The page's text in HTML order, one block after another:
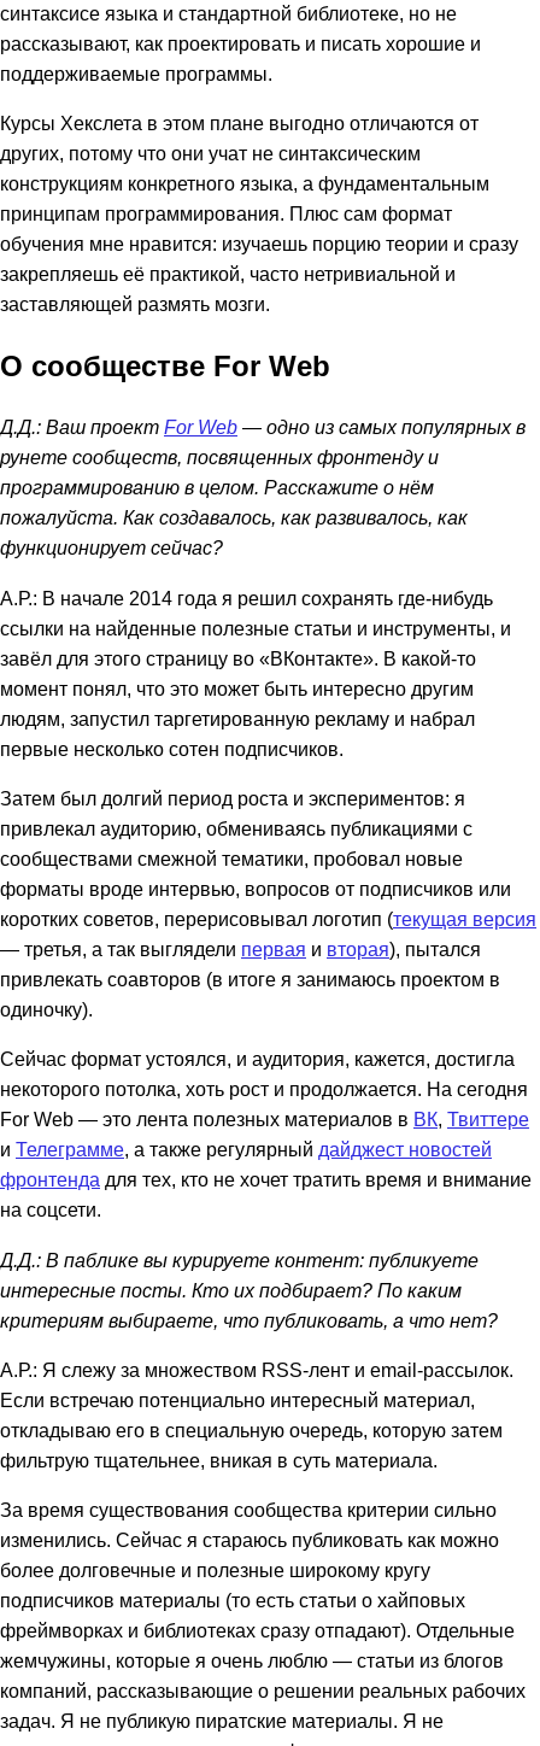
синтаксисе языка и стандартной библиотеке, но не
рассказывают, как проектировать и писать хорошие и
поддерживаемые программы.
Курсы Хекслета в этом плане выгодно отличаются от
других, потому что они учат не синтаксическим
конструкциям конкретного языка, а фундаментальным
принципам программирования. Плюс сам формат
обучения мне нравится: изучаешь порцию теории и сразу
закрепляешь её практикой, часто нетривиальной и
заставляющей размять мозги.
О сообществе For Web
Д.Д.: Ваш проект For Web — одно из самых популярных в
рунете сообществ, посвященных фронтенду и
программированию в целом. Расскажите о нём
пожалуйста. Как создавалось, как развивалось, как
функционирует сейчас?
А.Р.: В начале 2014 года я решил сохранять где-нибудь
ссылки на найденные полезные статьи и инструменты, и
завёл для этого страницу во «ВКонтакте». В какой-то
момент понял, что это может быть интересно другим
людям, запустил таргетированную рекламу и набрал
первые несколько сотен подписчиков.
Затем был долгий период роста и экспериментов: я
привлекал аудиторию, обмениваясь публикациями с
сообществами смежной тематики, пробовал новые
форматы вроде интервью, вопросов от подписчиков или
коротких советов, перерисовывал логотип (текущая версия
— третья, а так выглядели первая и вторая), пытался
привлекать соавторов (в итоге я занимаюсь проектом в
одиночку).
Сейчас формат устоялся, и аудитория, кажется, достигла
некоторого потолка, хоть рост и продолжается. На сегодня
For Web — это лента полезных материалов в ВК, Твиттере
и Телеграмме, а также регулярный дайджест новостей
фронтенда для тех, кто не хочет тратить время и внимание
на соцсети.
Д.Д.: В паблике вы курируете контент: публикуете
интересные посты. Кто их подбирает? По каким
критериям выбираете, что публиковать, а что нет?
А.Р.: Я слежу за множеством RSS-лент и email-рассылок.
Если встречаю потенциально интересный материал,
откладываю его в специальную очередь, которую затем
фильтрую тщательнее, вникая в суть материала.
За время существования сообщества критерии сильно
изменились. Сейчас я стараюсь публиковать как можно
более долговечные и полезные широкому кругу
подписчиков материалы (то есть статьи о хайповых
фреймворках и библиотеках сразу отпадают). Отдельные
жемчужины, которые я очень люблю — статьи из блогов
компаний, рассказывающие о решении реальных рабочих
задач. Я не публикую пиратские материалы. Я не